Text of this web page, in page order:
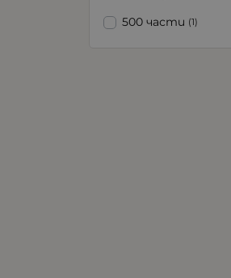
500 части (1)